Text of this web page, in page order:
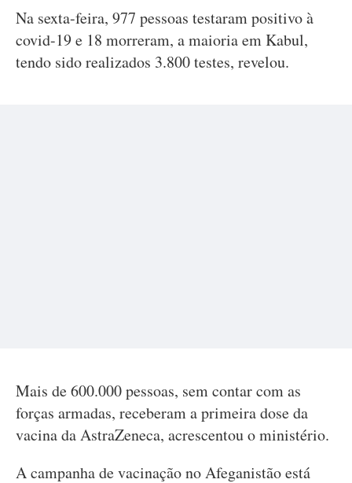
Na sexta-feira, 977 pessoas testaram positivo à
covid-19 e 18 morreram, a maioria em Kabul,
tendo sido realizados 3.800 testes, revelou.
Mais de 600.000 pessoas, sem contar com as
forças armadas, receberam a primeira dose da
vacina da AstraZeneca, acrescentou o ministério.
A campanha de vacinação no Afeganistão está